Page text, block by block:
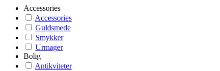
Accessories
Accessories
Guldsmede
Smykker
Urmager
Bolig
Antikviteter